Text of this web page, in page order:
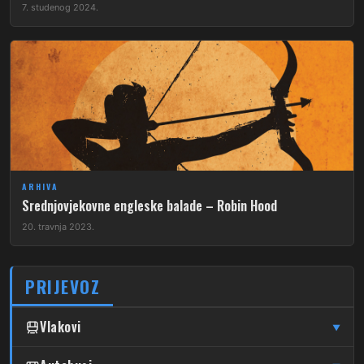
7. studenog 2024.
ARHIVA
Srednjovjekovne engleske balade – Robin Hood
20. travnja 2023.
PRIJEVOZ
Vlakovi ▼